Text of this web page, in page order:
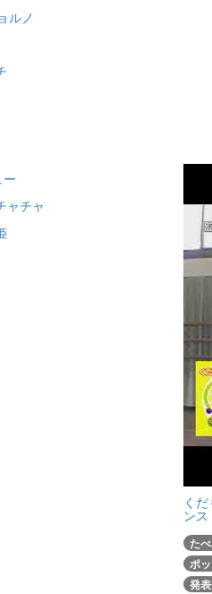
ルノ
ャチャ
く
ン
た
ポ
発